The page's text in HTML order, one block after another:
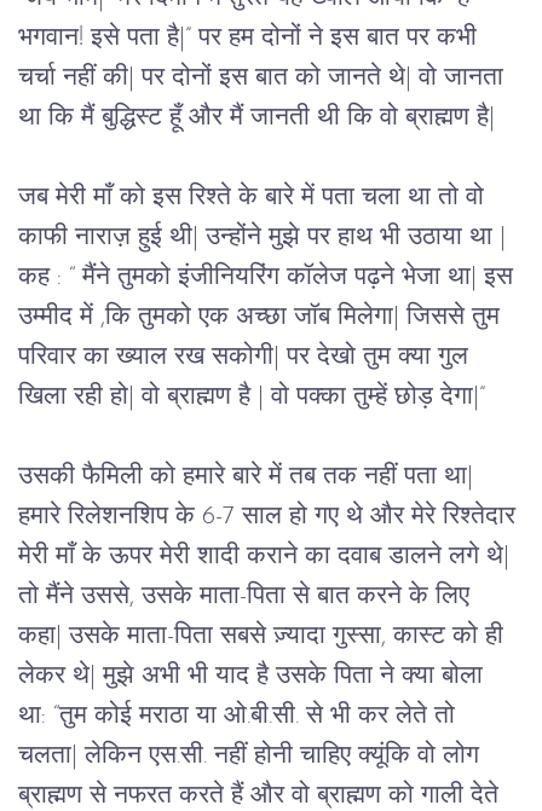
भगवान! इसे पता है|” पर हम दोनों ने इस बात पर कभी
चर्चा नहीं की | पर दोनों इस बात को जानते थे | वो जानता
था कि मैं बुद्धिस्ट हूँ और मैं जानती थी कि वो ब्राह्मण है|
जब मेरी माँ को इस रिश्ते के बारे में पता चला था तो वो
काफी नाराज़ हुई थी | उन्होंने मुझे पर हाथ भी उठाया था
कह : “ मैंने तुमको इंजीनियरिंग कॉलेज पढ़ने भेजा था | इस
उम्मीद में ,कि तुमको एक अच्छा जॉब मिलेगा | जिससे तुम
परिवार का ख्याल रख सकोगी | पर देखो तुम क्या गुल
खिला रही हो | वो ब्राह्मण है | वो पक्का तुम्हें छोड़ देगा |”
उसकी फैमिली को हमारे बारे में तब तक नहीं पता था
हमारे रिलेशनशिप के 6-7 साल हो गए थे और मेरे रिश्तेदार
मेरी माँ के ऊपर मेरी शादी कराने का दवाब डालने लगे थे
तो मैंने उससे, उसके माता-पिता से बात करने के लिए
कहा | उसके माता-पिता सबसे ज़्यादा गुस्सा, कास्ट को ही
लेकर थे | मुझे अभी भी याद है उसके पिता ने क्या बोला
था: “तुम कोई मराठा या ओ.बी.सी. से भी कर लेते तो
चलता | लेकिन एस.सी. नहीं होनी चाहिए क्यूंकि वो लोग
ब्राह्मण से नफरत करते हैं और वो ब्राह्मण को गाली देते